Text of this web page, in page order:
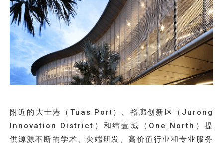
附近的大士港（Tuas Port）、裕廊创新区（Jurong
Innovation District）和纬壹城（One North）提
供源源不断的学术、尖端研发、高价值行业和专业服务